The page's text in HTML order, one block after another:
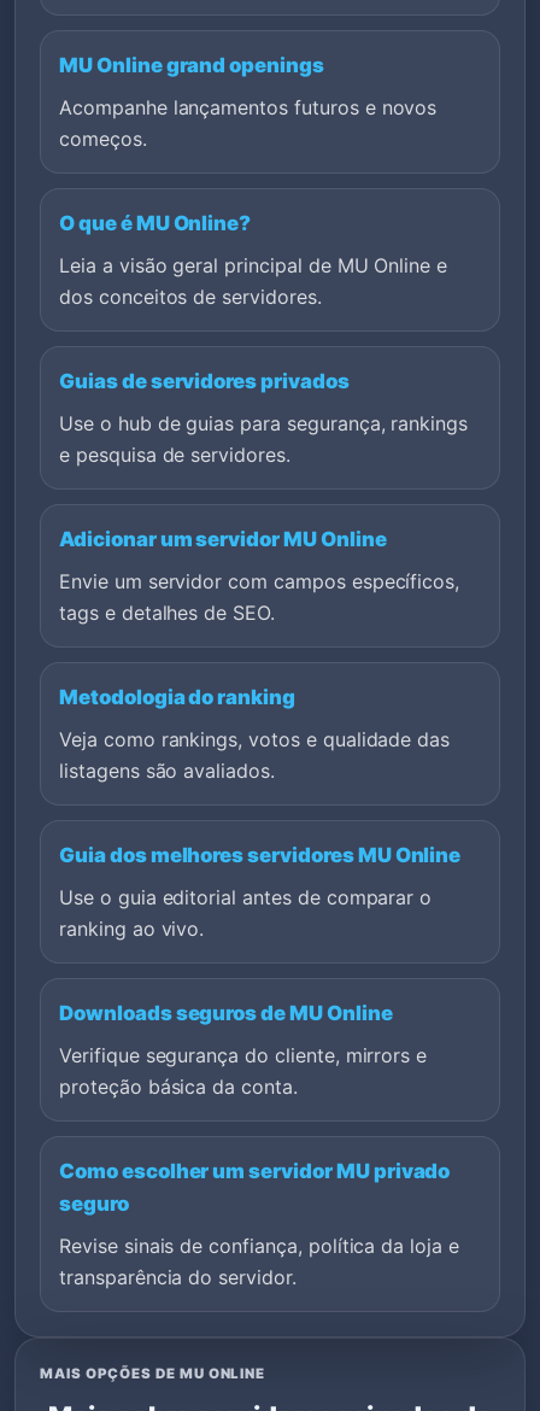
MU Online grand openings
Acompanhe lançamentos futuros e novos
começos.
O que é MU Online?
Leia a visão geral principal de MU Online e
dos conceitos de servidores.
Guias de servidores privados
Use o hub de guias para segurança, rankings
e pesquisa de servidores.
Adicionar um servidor MU Online
Envie um servidor com campos específicos,
tags e detalhes de SEO.
Metodologia do ranking
Veja como rankings, votos e qualidade das
listagens são avaliados.
Guia dos melhores servidores MU Online
Use o guia editorial antes de comparar o
ranking ao vivo.
Downloads seguros de MU Online
Verifique segurança do cliente, mirrors e
proteção básica da conta.
Como escolher um servidor MU privado
seguro
Revise sinais de confiança, política da loja e
transparência do servidor.
MAIS OPÇÕES DE MU ONLINE